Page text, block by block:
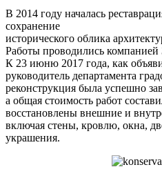
В 2014 году началась
сохранение
исторического облика
Работы проводились
К 23 июню 2017 года, как
руководитель департамента
реконструкция была успешно
а общая стоимость работ
восстановлены внешние и
включая стены, кровлю, окна,
украшения.